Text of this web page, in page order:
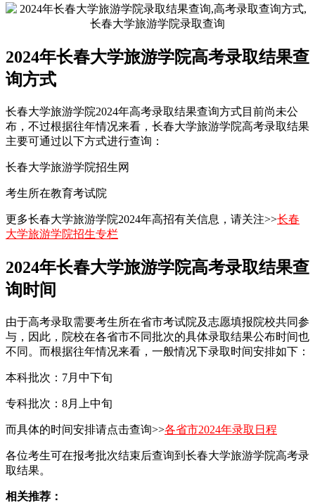
2024年长春大学旅游学院高考录取结果查
询方式
长春大学旅游学院2024年高考录取结果查询方式目前尚未公
布，不过根据往年情况来看，长春大学旅游学院高考录取结果
主要可通过以下方式进行查询：
长春大学旅游学院招生网
考生所在教育考试院
更多长春大学旅游学院2024年高招有关信息，请关注>>长春
大学旅游学院招生专栏
2024年长春大学旅游学院高考录取结果查
询时间
由于高考录取需要考生所在省市考试院及志愿填报院校共同参
与，因此，院校在各省市不同批次的具体录取结果公布时间也
不同。而根据往年情况来看，一般情况下录取时间安排如下：
本科批次：7月中下旬
专科批次：8月上中旬
而具体的时间安排请点击查询>>各省市2024年录取日程
各位考生可在报考批次结束后查询到长春大学旅游学院高考录
取结果。
相关推荐：